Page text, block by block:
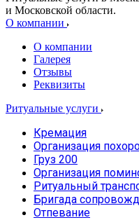
и Московской области.
О компании
О компании
Галерея
Отзывы
Реквизиты
Ритуальные услуги
Кремация
Организация
Груз 200
Организация
Ритуальный
Бригада
Отпевание